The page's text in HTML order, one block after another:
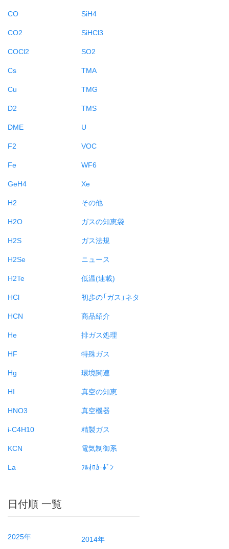
CO
CO2
COCl2
Cs
Cu
D2
DME
F2
Fe
GeH4
H2
H2O
H2S
H2Se
H2Te
HCl
HCN
He
HF
Hg
HI
HNO3
i-C4H10
KCN
La
SiH4
SiHCl3
SO2
TMA
TMG
TMS
U
VOC
WF6
Xe
その他
ガスの知恵袋
ガス法規
ニュース
低温(連載)
初歩の「ガス」ネタ
商品紹介
排ガス処理
特殊ガス
環境関連
真空の知恵
真空機器
精製ガス
電気制御系
ﾌﾙｵﾛｶｰﾎﾞﾝ
日付順 一覧
2025年
2014年